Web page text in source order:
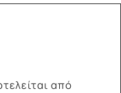
από